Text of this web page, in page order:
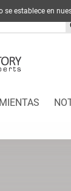
se establece